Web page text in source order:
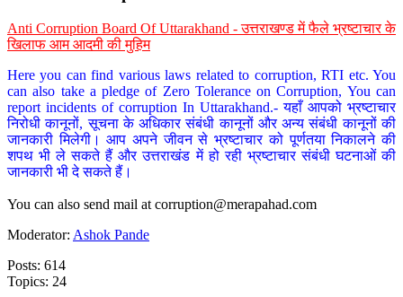
Anti Corruption Board Of Uttarakhand - उत्तराखण्ड में फैले भ्रष्टाचार के
खिलाफ आम आदमी की मुहिम
Here you can find various laws related to corruption, RTI etc. You
can also take a pledge of Zero Tolerance on Corruption, You can
report incidents of corruption In Uttarakhand.- यहाँ आपको भ्रष्टाचार
निरोधी कानूनों, सूचना के अधिकार संबंधी कानूनों और अन्य संबंधी कानूनों की
जानकारी मिलेगी। आप अपने जीवन से भ्रष्टाचार को पूर्णतया निकालने की
शपथ भी ले सकते हैं और उत्तराखंड में हो रही भ्रष्टाचार संबंधी घटनाओं की
जानकारी भी दे सकते हैं।
You can also send mail at corruption@merapahad.com
Moderator: Ashok Pande
Posts: 614
Topics: 24